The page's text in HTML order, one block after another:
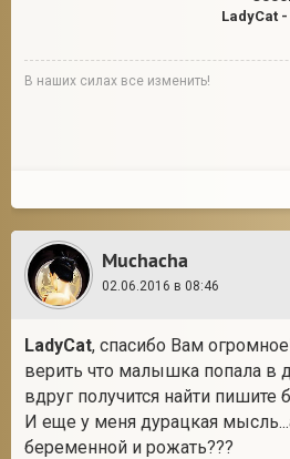
LadyCat -
В наших силах все изменить!
Muchacha
02.06.2016 в 08:46
LadyCat, спасибо Вам
верить что малышка попала в
вдруг получится найти пишите
И еще у меня дурацкая
беременной и рожать???